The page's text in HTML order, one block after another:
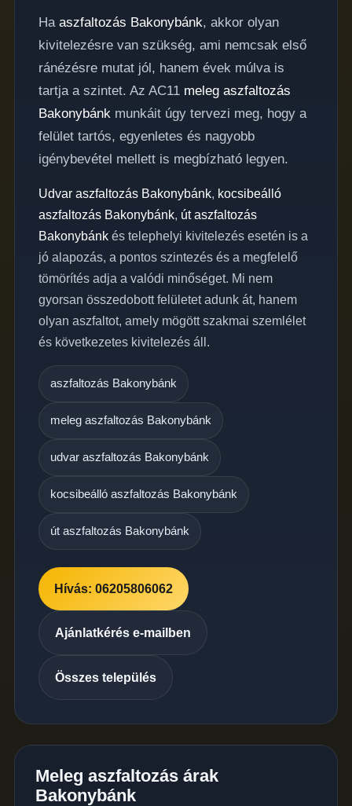
Ha aszfaltozás Bakonybánk, akkor olyan
kivitelezésre van szükség, ami nemcsak első
ránézésre mutat jól, hanem évek múlva is
tartja a szintet. Az AC11 meleg aszfaltozás
Bakonybánkmunkáit úgy tervezi meg, hogy a
felület tartós, egyenletes és nagyobb
igénybevétel mellett is megbízható legyen.
Udvar aszfaltozás Bakonybánk, kocsibeálló
aszfaltozás Bakonybánk, út aszfaltozás
Bakonybánkés telephelyi kivitelezés esetén is a
jó alapozás, a pontos szintezés és a megfelelő
tömörítés adja a valódi minőséget. Mi nem
gyorsan összedobott felületet adunk át, hanem
olyan aszfaltot, amely mögött szakmai szemlélet
és következetes kivitelezés áll.
aszfaltozás Bakonybánk
meleg aszfaltozás Bakonybánk
udvar aszfaltozás Bakonybánk
kocsibeálló aszfaltozás Bakonybánk
út aszfaltozás Bakonybánk
Hívás: 06205806062
Ajánlatkérés e-mailben
Összes település
Meleg aszfaltozás árak
Bakonybánk